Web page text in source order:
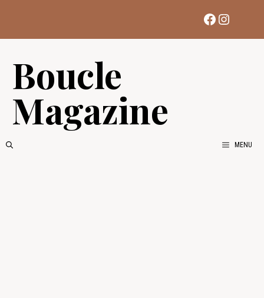
contenu
Facebook
Boucle
Magazine
MENU